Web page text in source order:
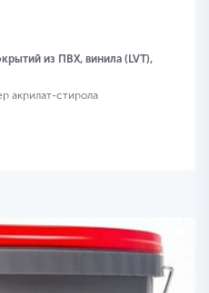
из ПВХ, винила (LVT),
акрилат-стирола